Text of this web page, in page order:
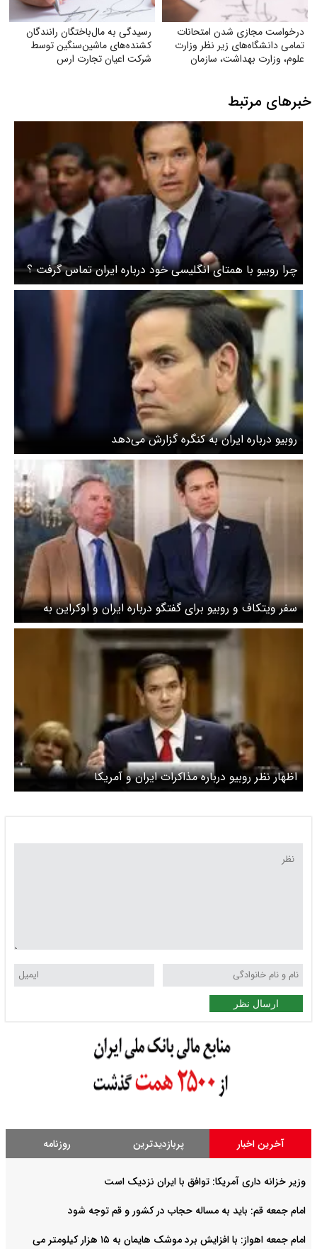
درخواست مجازی شدن امتحانات
تمامی دانشگاه‌های زیر نظر وزارت
علوم‌، وزارت بهداشت، سازمان
رسیدگی به مال‌باختگان رانندگان
کشنده‌های ماشین‌سنگین توسط
شرکت اعیان تجارت ارس
خبرهای مرتبط
چرا روبیو با همتای انگلیسی خود درباره ایران تماس گرفت ؟
روبیو درباره ایران به کنگره گزارش می‌دهد
سفر ویتکاف و روبیو برای گفتگو درباره ایران و اوکراین به
فرانسه
اظهار نظر روبیو درباره مذاکرات ایران و آمریکا
ارسال نظر
آخرین اخبار پربازدیدترین روزنامه
وزیر خزانه داری آمریکا: توافق با ایران نزدیک است
امام جمعه قم: باید به مساله حجاب در کشور و قم توجه شود
امام‌ جمعه اهواز: با افزایش برد موشک هایمان به ۱۵ هزار کیلومتر می